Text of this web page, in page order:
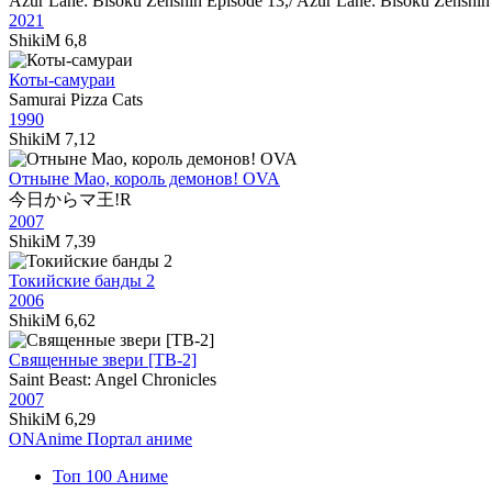
2021
ShikiM 6,8
Коты-самураи
Samurai Pizza Cats
1990
ShikiM 7,12
Отныне Мао, король демонов! OVA
今日からマ王!R
2007
ShikiM 7,39
Токийские банды 2
2006
ShikiM 6,62
Священные звери [ТВ-2]
Saint Beast: Angel Chronicles
2007
ShikiM 6,29
ONAnime Портал аниме
Топ 100 Аниме